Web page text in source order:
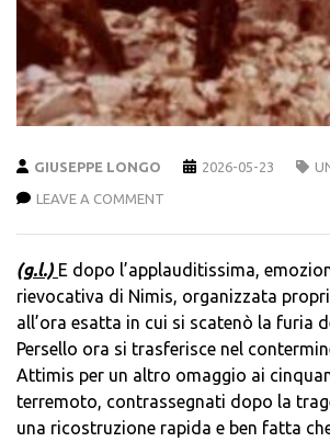
GIUSEPPE LONGO 2026-05-23
LEAVE A COMMENT
(g.l.) E dopo l’applauditissima,
rievocativa di Nimis, organizzata
all’ora esatta in cui si scatenò la furia
Persello ora si trasferisce nel
Attimis per un altro omaggio ai
terremoto, contrassegnati dopo la
una ricostruzione rapida e ben fatta